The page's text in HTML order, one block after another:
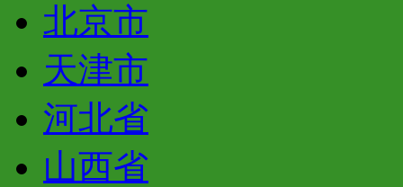
北京市
天津市
河北省
山西省